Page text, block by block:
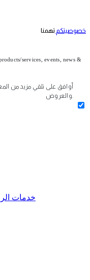
خصوصيتكم تهمنا
services, events, news &
أوافق على تلقي مزيد من
خدمات